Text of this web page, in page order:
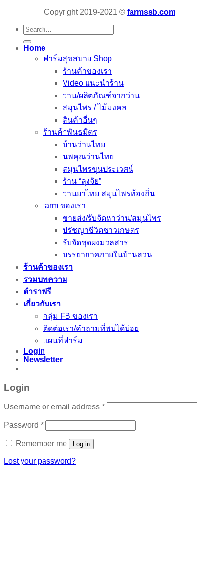
Copyright 2019-2021 © farmssb.com
Search
for:
Home
ฟาร์มสุขสบาย Shop
ร้านค้าของเรา
Video แนะนำร้าน
ว่าน/ผลิตภัณฑ์จากว่าน
สมุนไพร / ไม้มงคล
สินค้าอื่นๆ
ร้านค้าพันธมิตร
บ้านว่านไทย
นพคุณว่านไทย
สมุนไพรขุนประเวศน์
ร้าน “ลุงจัย”
ว่านยาไทย สมุนไพรท้องถิ่น
farm ของเรา
ขายส่ง/รับจัดหาว่าน/สมุนไพร
ปรัชญาชีวิตชาวเกษตร
รับจัดชุดผงมวลสาร
บรรยากาศภายในบ้านสวน
ร้านค้าของเรา
รวมบทความ
ตำราฟรี
เกี่ยวกับเรา
กลุ่ม FB ของเรา
ติดต่อเรา/คำถามที่พบได้บ่อย
แผนที่ฟาร์ม
Login
Newsletter
Login
Username or email address *
Password *
Remember me Log in
Lost your password?